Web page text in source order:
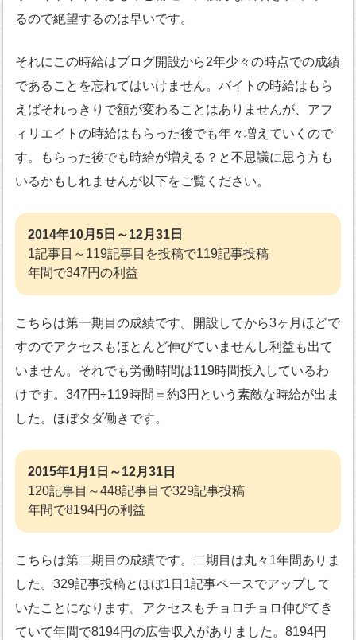
るので絶望するのは早いです。
それにこの時給はブログ開設から2年少々の時点での成績
であることを忘れてはいけません。バイトの時給はもら
えばそれっきりで額が変わることはありませんが、アフ
ィリエイトの時給はもらった後でも年々増えていくので
す。もらった後でも時給が増える？と不思議に思う方も
いるかもしれませんが以下をご覧ください。
2014年10月5日～12月31日
1記事目～119記事目を投稿で119記事投稿
年間で347円の利益
こちらは第一期目の成績です。開設してから3ヶ月ほどで
すのでアクセスもほとんど伸びていませんし利益も出て
いません。それでも労働時間は119時間投入しているわ
けです。347円÷119時間＝約3円という素敵な時給が出ま
した。ほぼタダ働きです。
2015年1月1日～12月31日
120記事目～448記事目で329記事投稿
年間で8194円の利益
こちらは第二期目の成績です。二期目は丸々1年間ありま
した。329記事投稿とほぼ1日1記事ペースでアップして
いたことになります。アクセスもチョロチョロ伸びてき
ていて年間で8194円の広告収入がありました。8194円